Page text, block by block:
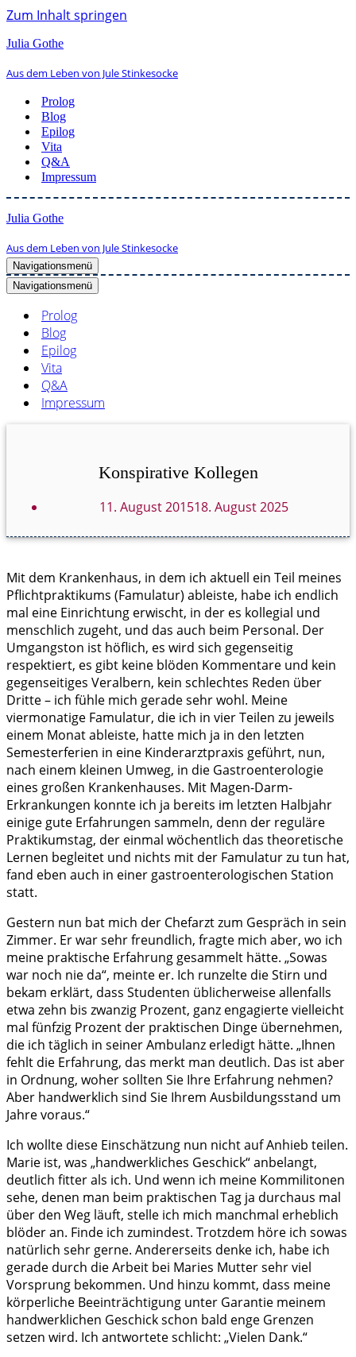
Zum Inhalt springen
Julia Gothe
Aus dem Leben von Jule Stinkesocke
Prolog
Blog
Epilog
Vita
Q&A
Impressum
Julia Gothe
Aus dem Leben von Jule Stinkesocke
Navigationsmenü
Navigationsmenü
Prolog
Blog
Epilog
Vita
Q&A
Impressum
Konspirative Kollegen
11. August 201518. August 2025
Mit dem Krankenhaus, in dem ich aktuell ein Teil meines
Pflichtpraktikums (Famulatur) ableiste, habe ich endlich
mal eine Einrichtung erwischt, in der es kollegial und
menschlich zugeht, und das auch beim Personal. Der
Umgangston ist höflich, es wird sich gegenseitig
respektiert, es gibt keine blöden Kommentare und kein
gegenseitiges Veralbern, kein schlechtes Reden über
Dritte – ich fühle mich gerade sehr wohl. Meine
viermonatige Famulatur, die ich in vier Teilen zu jeweils
einem Monat ableiste, hatte mich ja in den letzten
Semesterferien in eine Kinderarztpraxis geführt, nun,
nach einem kleinen Umweg, in die Gastroenterologie
eines großen Krankenhauses. Mit Magen-Darm-
Erkrankungen konnte ich ja bereits im letzten Halbjahr
einige gute Erfahrungen sammeln, denn der reguläre
Praktikumstag, der einmal wöchentlich das theoretische
Lernen begleitet und nichts mit der Famulatur zu tun hat,
fand eben auch in einer gastroenterologischen Station
statt.
Gestern nun bat mich der Chefarzt zum Gespräch in sein
Zimmer. Er war sehr freundlich, fragte mich aber, wo ich
meine praktische Erfahrung gesammelt hätte. „Sowas
war noch nie da“, meinte er. Ich runzelte die Stirn und
bekam erklärt, dass Studenten üblicherweise allenfalls
etwa zehn bis zwanzig Prozent, ganz engagierte vielleicht
mal fünfzig Prozent der praktischen Dinge übernehmen,
die ich täglich in seiner Ambulanz erledigt hätte. „Ihnen
fehlt die Erfahrung, das merkt man deutlich. Das ist aber
in Ordnung, woher sollten Sie Ihre Erfahrung nehmen?
Aber handwerklich sind Sie Ihrem Ausbildungsstand um
Jahre voraus.“
Ich wollte diese Einschätzung nun nicht auf Anhieb teilen.
Marie ist, was „handwerkliches Geschick“ anbelangt,
deutlich fitter als ich. Und wenn ich meine Kommilitonen
sehe, denen man beim praktischen Tag ja durchaus mal
über den Weg läuft, stelle ich mich manchmal erheblich
blöder an. Finde ich zumindest. Trotzdem höre ich sowas
natürlich sehr gerne. Andererseits denke ich, habe ich
gerade durch die Arbeit bei Maries Mutter sehr viel
Vorsprung bekommen. Und hinzu kommt, dass meine
körperliche Beeinträchtigung unter Garantie meinem
handwerklichen Geschick schon bald enge Grenzen
setzen wird. Ich antwortete schlicht: „Vielen Dank.“